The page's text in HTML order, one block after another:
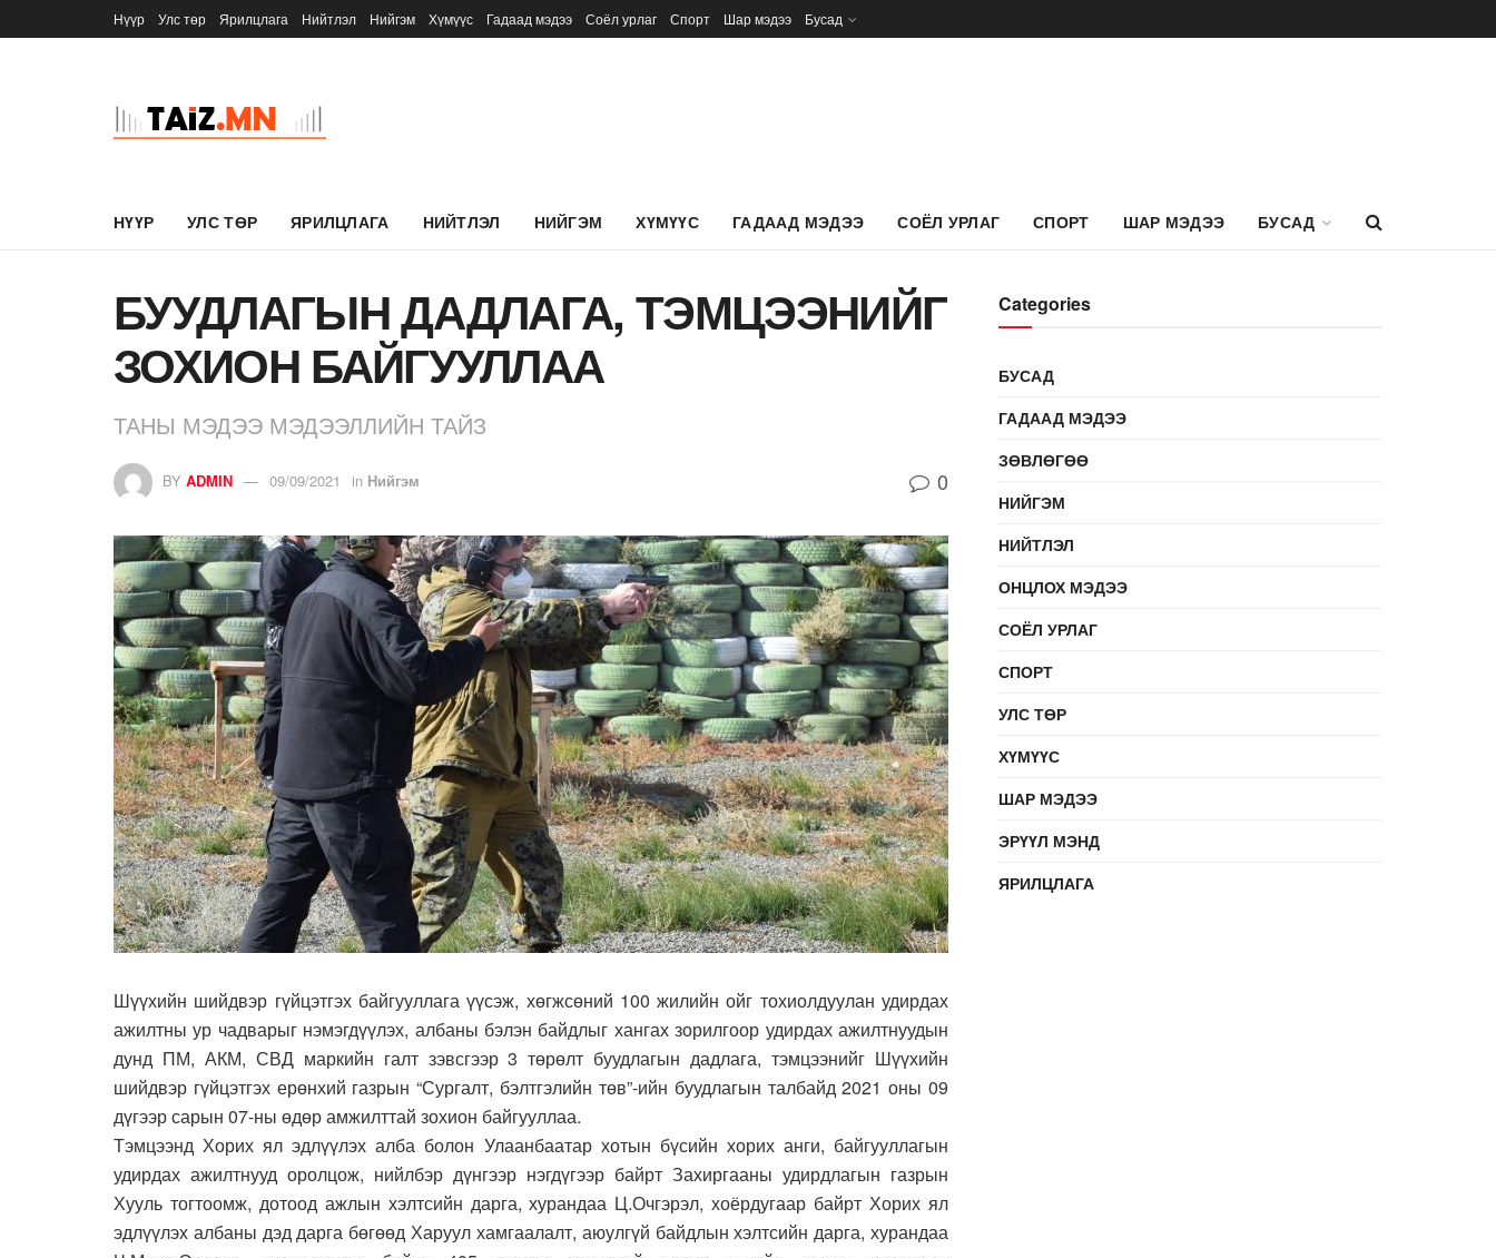
Нүүр Улс төр Ярилцлага Нийтлэл Нийгэм Хүмүүс Гадаад мэдээ Соёл урлаг Спорт Шар мэдээ Бусад
НҮҮР УЛС ТӨР ЯРИЛЦЛАГА НИЙТЛЭЛ НИЙГЭМ ХҮМҮҮС ГАДААД МЭДЭЭ СОЁЛ УРЛАГ СПОРТ ШАР МЭДЭЭ БУСАД
БУУДЛАГЫН ДАДЛАГА, ТЭМЦЭЭНИЙГ
ЗОХИОН БАЙГУУЛЛАА
ТАНЫ МЭДЭЭ МЭДЭЭЛЛИЙН ТАЙЗ
BY ADMIN 09/09/2021 in Нийгэм 0
Шүүхийн шийдвэр гүйцэтгэх байгууллага үүсэж, хөгжсөний 100 жилийн ойг тохиолдуулан удирдах
ажилтны ур чадварыг нэмэгдүүлэх, албаны бэлэн байдлыг хангах зорилгоор удирдах ажилтнуудын
дунд ПМ, АКМ, СВД маркийн галт зэвсгээр 3 төрөлт буудлагын дадлага, тэмцээнийг Шүүхийн
шийдвэр гүйцэтгэх ерөнхий газрын “Сургалт, бэлтгэлийн төв”-ийн буудлагын талбайд 2021 оны 09
дүгээр сарын 07-ны өдөр амжилттай зохион байгууллаа.
Тэмцээнд Хорих ял эдлүүлэх алба болон Улаанбаатар хотын бүсийн хорих анги, байгууллагын
удирдах ажилтнууд оролцож, нийлбэр дүнгээр нэгдүгээр байрт Захиргааны удирдлагын газрын
Хууль тогтоомж, дотоод ажлын хэлтсийн дарга, хурандаа Ц.Очгэрэл, хоёрдугаар байрт Хорих ял
эдлүүлэх албаны дэд дарга бөгөөд Харуул хамгаалалт, аюулгүй байдлын хэлтсийн дарга, хурандаа
Categories
БУСАД
ГАДААД МЭДЭЭ
ЗӨВЛӨГӨӨ
НИЙГЭМ
НИЙТЛЭЛ
ОНЦЛОХ МЭДЭЭ
СОЁЛ УРЛАГ
СПОРТ
УЛС ТӨР
ХҮМҮҮС
ШАР МЭДЭЭ
ЭРҮҮЛ МЭНД
ЯРИЛЦЛАГА